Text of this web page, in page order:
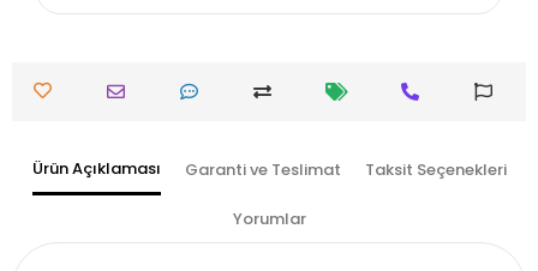
Ürün Açıklaması Garanti ve Teslimat Taksit Seçenekleri
Yorumlar